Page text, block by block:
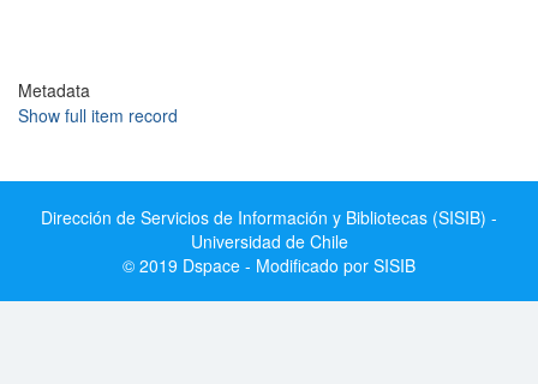
Metadata
Show full item record
Dirección de Servicios de Información y Bibliotecas (SISIB) -
Universidad de Chile
© 2019 Dspace - Modificado por SISIB